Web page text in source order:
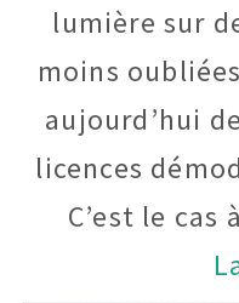
lumière sur
moins
aujourd’hui
licences
C’est le cas